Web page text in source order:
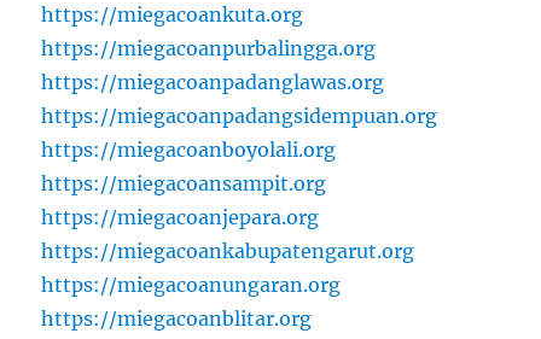
https://miegacoankuta.org
https://miegacoanpurbalingga.org
https://miegacoanpadanglawas.org
https://miegacoanpadangsidempuan.org
https://miegacoanboyolali.org
https://miegacoansampit.org
https://miegacoanjepara.org
https://miegacoankabupatengarut.org
https://miegacoanungaran.org
https://miegacoanblitar.org